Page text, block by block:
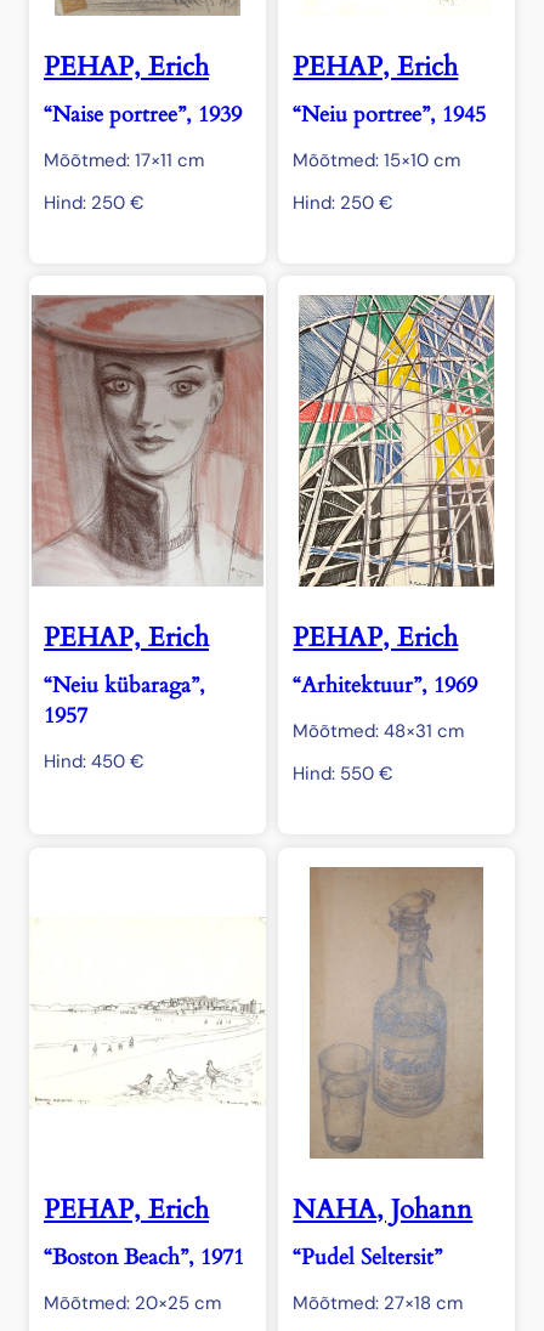
PEHAP, Erich
“Naise portree”, 1939
Mõõtmed: 17×11 cm
Hind: 250 €
PEHAP, Erich
“Neiu portree”, 1945
Mõõtmed: 15×10 cm
Hind: 250€
PEHAP, Erich
“Neiu kübaraga”,
1957
Hind: 450 €
PEHAP, Erich
“Arhitektuur”, 1969
Mõõtmed: 48×31 cm
Hind: 550€
PEHAP, Erich
“Boston Beach”, 1971
Mõõtmed: 20×25 cm
NAHA, Johann
“Pudel Seltersit”
Mõõtmed: 27×18 cm